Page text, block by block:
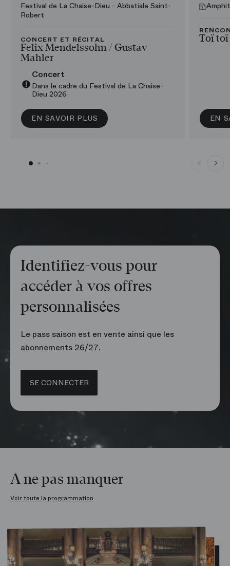
EN SAVOIR PLUS
Festival de La Chaise-Dieu - Abbatiale Saint-
Robert
CONCERT ET RÉCITAL
Felix Mendelssohn /​ Gustav
Mahler
Concert
Dans le cadre du Festival de La Chaise-
Dieu 2026
EN
Toï toï
Identifiez-vous pour
accéder à vos offres
personnalisées
Le pass saison est en vente ainsi que les
abonnements 26/27.
SE CONNECTER
À ne pas manquer
Voir toute la programmation